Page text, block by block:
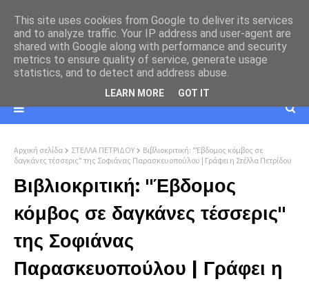
Αρχική σελίδα ΣΤΕΛΛΑ ΠΕΤΡΙΔΟΥ
Βιβλιοκριτική: "Έβδομος κόμβος σε
δαγκάνες τέσσερις" της Σοφιάνας Παρασκευοπούλου | Γράφει η Στέλλα Πετρίδου
Βιβλιοκριτική: "Έβδομος
κόμβος σε δαγκάνες τέσσερις"
της Σοφιάνας
Παρασκευοπούλου | Γράφει η
This site uses cookies from Google to deliver its services
and to analyze traffic. Your IP address and user-agent are
shared with Google along with performance and security
metrics to ensure quality of service, generate usage
statistics, and to detect and address abuse.
LEARN MORE GOT IT